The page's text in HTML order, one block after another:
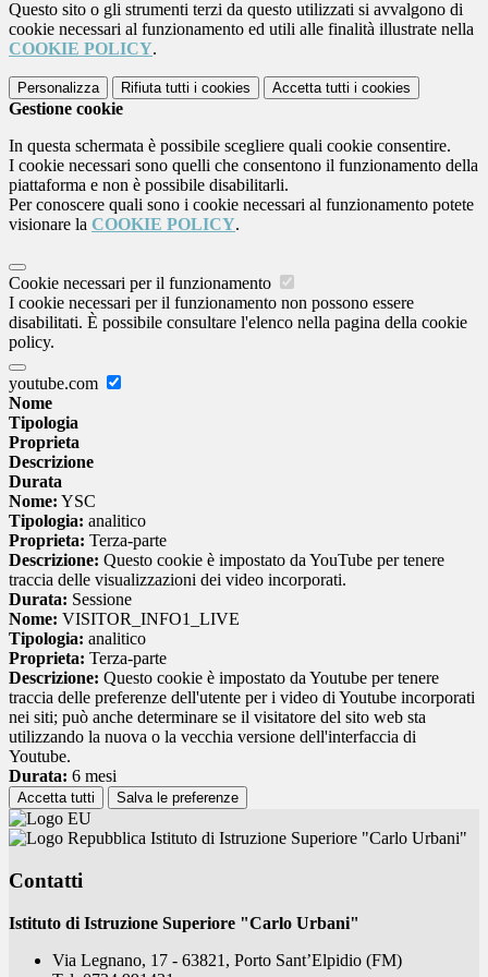
Questo sito o gli strumenti terzi da questo utilizzati si avvalgono di
cookie necessari al funzionamento ed utili alle finalità illustrate nella
COOKIE POLICY.
Personalizza Rifiuta tutti i cookies Accetta tutti i cookies
Gestione cookie
In questa schermata è possibile scegliere quali cookie consentire.
I cookie necessari sono quelli che consentono il funzionamento della
piattaforma e non è possibile disabilitarli.
Per conoscere quali sono i cookie necessari al funzionamento potete
visionare la COOKIE POLICY.
Cookie necessari per il funzionamento
I cookie necessari per il funzionamento non possono essere
disabilitati. È possibile consultare l'elenco nella pagina della cookie
policy.
youtube.com
Nome
Tipologia
Proprieta
Descrizione
Durata
Nome: YSC
Tipologia: analitico
Proprieta: Terza-parte
Descrizione: Questo cookie è impostato da YouTube per tenere
traccia delle visualizzazioni dei video incorporati.
Durata: Sessione
Nome: VISITOR_INFO1_LIVE
Tipologia: analitico
Proprieta: Terza-parte
Descrizione: Questo cookie è impostato da Youtube per tenere
traccia delle preferenze dell'utente per i video di Youtube incorporati
nei siti; può anche determinare se il visitatore del sito web sta
utilizzando la nuova o la vecchia versione dell'interfaccia di
Youtube.
Durata: 6 mesi
Accetta tutti Salva le preferenze
Istituto di Istruzione Superiore "Carlo Urbani"
Contatti
Istituto di Istruzione Superiore "Carlo Urbani"
Via Legnano, 17 - 63821, Porto Sant’Elpidio (FM)